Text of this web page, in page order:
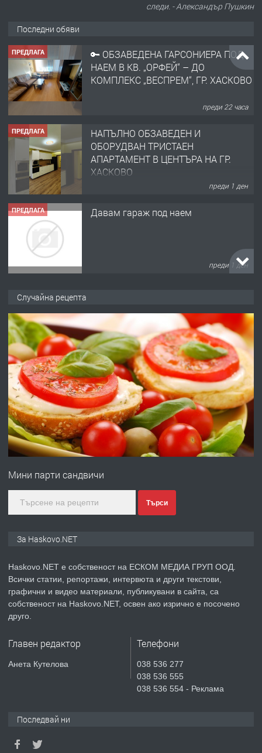
следи. - Александър Пушкин
Последни обяви
ПРЕДЛАГА
🔑 ОБЗАВЕДЕНА ГАРСОНИЕРА ПОД
НАЕМ В КВ. „ОРФЕЙ“ – ДО
КОМПЛЕКС „ВЕСПРЕМ“, ГР. ХАСКОВО
преди 22 часа
ПРЕДЛАГА
НАПЪЛНО ОБЗАВЕДЕН И
ОБОРУДВАН ТРИСТАЕН
АПАРТАМЕНТ В ЦЕНТЪРА НА ГР.
ХАСКОВО
преди 1 ден
ПРЕДЛАГА Давам гараж под наем
преди 1 ден
градската градина!
преди 2 дни
ПРЕДЛАГА
ПРОСТОРЕН ТРИСТАЕН
АПАРТАМЕНТ В НОВА СГРАДА КВ.
КУБА
преди 2 дни
ПРЕДЛАГА
Продавам парцел в гр. Хасково кв.
асфалт 0889 537 426
преди 2 дни
ПРЕДЛАГА
№4119 Едностаен обзаведен
Къртене на бетон! Събаряне на
Случайна рецепта
Мини парти сандвичи
Търси
За Haskovo.NET
Haskovo.NET е собственост на ЕСКОМ МЕДИА ГРУП ООД.
Всички статии, репортажи, интервюта и други текстови,
графични и видео материали, публикувани в сайта, са
собственост на Haskovo.NET, освен ако изрично е посочено
друго.
Главен редактор
Анета Кутелова
Телефони
038 536 277
038 536 555
038 536 554 - Реклама
Последвай ни